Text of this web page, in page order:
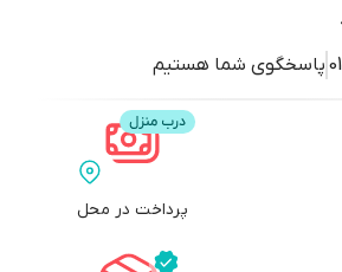
پاسخگوی شما هستیم
پرداخت در محل